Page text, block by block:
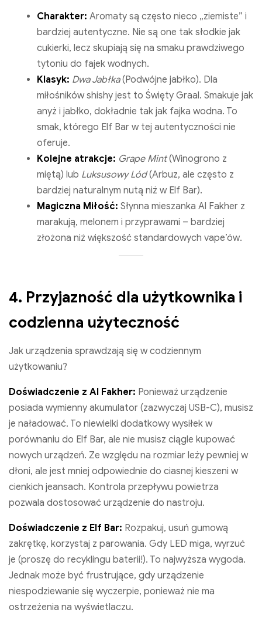
Charakter: Aromaty są często nieco „ziemiste” i
bardziej autentyczne. Nie są one tak słodkie jak
cukierki, lecz skupiają się na smaku prawdziwego
tytoniu do fajek wodnych.
Klasyk: Dwa Jabłka(Podwójne jabłko). Dla
miłośników shishy jest to Święty Graal. Smakuje jak
anyż i jabłko, dokładnie tak jak fajka wodna. To
smak, którego Elf Bar w tej autentyczności nie
oferuje.
Kolejne atrakcje: Grape Mint(Winogrono z
miętą) lub Luksusowy Lód(Arbuz, ale często z
bardziej naturalnym nutą niż w Elf Bar).
Magiczna Miłość: Słynna mieszanka Al Fakher z
marakują, melonem i przyprawami – bardziej
złożona niż większość standardowych vape’ów.
4. Przyjazność dla użytkownika i
codzienna użyteczność
Jak urządzenia sprawdzają się w codziennym
użytkowaniu?
Doświadczenie z Al Fakher: Ponieważ urządzenie
posiada wymienny akumulator (zazwyczaj USB-C), musisz
je naładować. To niewielki dodatkowy wysiłek w
porównaniu do Elf Bar, ale nie musisz ciągle kupować
nowych urządzeń. Ze względu na rozmiar leży pewniej w
dłoni, ale jest mniej odpowiednie do ciasnej kieszeni w
cienkich jeansach. Kontrola przepływu powietrza
pozwala dostosować urządzenie do nastroju.
Doświadczenie z Elf Bar: Rozpakuj, usuń gumową
zakrętkę, korzystaj z parowania. Gdy LED miga, wyrzuć
je (proszę do recyklingu baterii!). To najwyższa wygoda.
Jednak może być frustrujące, gdy urządzenie
niespodziewanie się wyczerpie, ponieważ nie ma
ostrzeżenia na wyświetlaczu.